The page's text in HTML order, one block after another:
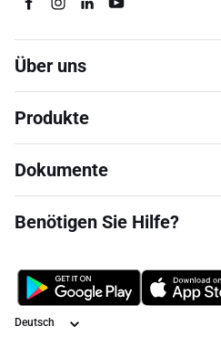
Über uns
Produkte
Dokumente
Benötigen Sie Hilfe?
Sprache